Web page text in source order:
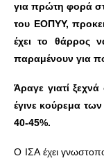
για πρώτη φορά
του ΕΟΠΥΥ,
έχει το θάρρος
παραμένουν για
Άραγε γιατί
έγινε κούρεμα
40-45%.
Ο ΙΣΑ έχει